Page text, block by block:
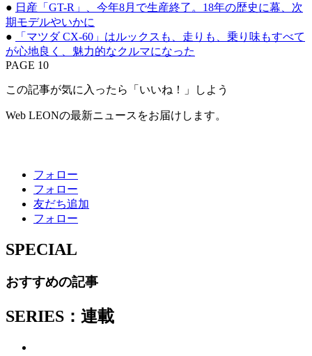
● 日産「GT-R」、今年8月で生産終了。18年の歴史に幕、次
期モデルやいかに
●
「マツダ CX-60」はルックスも、走りも、乗り味もすべて
が心地良く、魅力的なクルマになった
PAGE 10
この記事が気に入ったら「いいね！」しよう
Web LEONの最新ニュースをお届けします。
フォロー
フォロー
友だち追加
フォロー
SPECIAL
おすすめの記事
SERIES：連載